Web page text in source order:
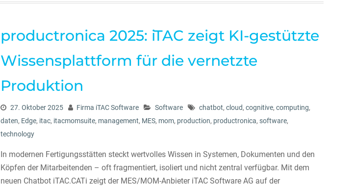
productronica 2025: iTAC zeigt KI-gestützte
Wissensplattform für die vernetzte
Produktion
27. Oktober 2025 Firma iTAC Software Software chatbot, cloud, cognitive, computing,
daten, Edge, itac, itacmomsuite, management, MES, mom, production, productronica, software,
technology
In modernen Fertigungsstätten steckt wertvolles Wissen in Systemen, Dokumenten und den
Köpfen der Mitarbeitenden – oft fragmentiert, isoliert und nicht zentral verfügbar. Mit dem
neuen Chatbot iTAC.CATi zeigt der MES/MOM-Anbieter iTAC Software AG auf der